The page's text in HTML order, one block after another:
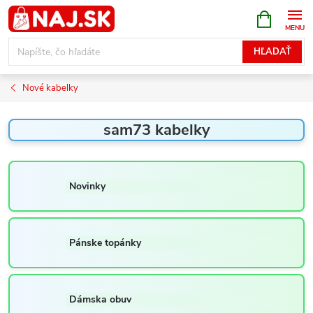
Prejsť
na
obsah
HĽADAŤ
KOŠÍK
Nové kabelky
sam73 kabelky
Novinky
Pánske topánky
Dámska obuv